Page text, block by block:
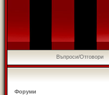
Въпроси/Отговори
Форуми